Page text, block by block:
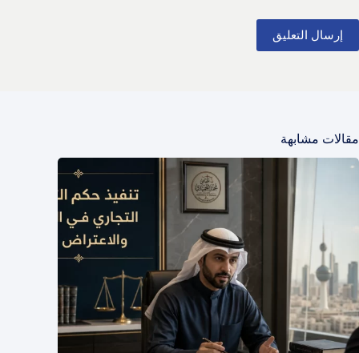
إرسال التعليق
مقالات مشابهة